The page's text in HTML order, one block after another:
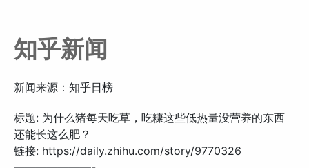
知乎新闻
新闻来源：知乎日榜
标题: 为什么猪每天吃草，吃糠这些低热量没营养的东西
还能长这么肥？
链接: https://daily.zhihu.com/story/9770326